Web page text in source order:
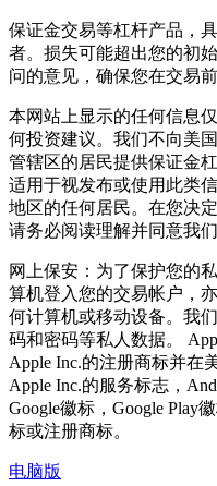
保证金交易等杠杆产品，
者。损失可能超出您的初
问的意见，确保您在交易
本网站上显示的任何信息
何投资建议。我们不向美
管辖区的居民提供保证金
适用于视发布或使用此类
地区的任何居民。在您决
请务必阅读理解并同意我
网上保安：为了保护您的
算机登入您的交易帐户，
何计算机或移动设备。我
码和密码等私人数据。
Apple Inc.的注册商标并在
Apple Inc.的服务标志，
Google徽标，Google Play
标或注册商标。
电脑版